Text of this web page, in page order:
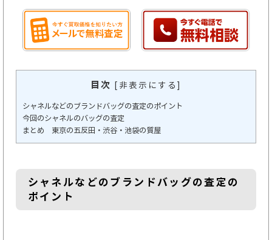
目次 [ 非表示にする]
シャネルなどのブランドバッグの査定のポイント
今回のシャネルのバッグの査定
まとめ 東京の五反田・渋谷・池袋の質屋
シャネルなどのブランドバッグの査定の
ポイント